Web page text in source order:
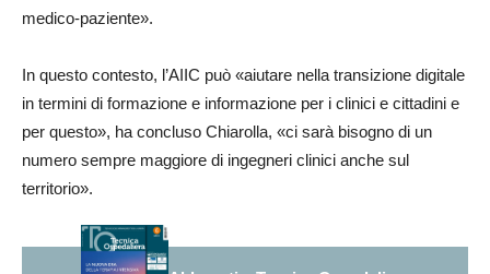
medico-paziente».
In questo contesto, l’AIIC può «aiutare nella transizione digitale
in termini di formazione e informazione per i clinici e cittadini e
per questo», ha concluso Chiarolla, «ci sarà bisogno di un
numero sempre maggiore di ingegneri clinici anche sul
territorio».